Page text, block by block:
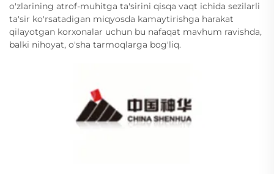
o'zlarining atrof-muhitga ta'sirini qisqa vaqt ichida sezilarli
ta'sir ko'rsatadigan miqyosda kamaytirishga harakat
qilayotgan korxonalar uchun bu nafaqat mavhum ravishda,
balki nihoyat, o'sha tarmoqlarga bog'liq.